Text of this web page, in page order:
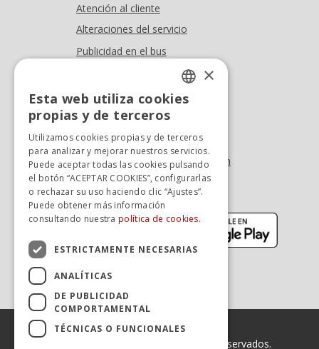
Atención al cliente
Alteraciones del servicio
Publicidad en el bus
Oficina At. al cliente
Tel. +34 976 900 085
Tel. +34 900 923 181
info.zaragoza@avanzagrupo.com
Sugerencias y reclamaciones
Descarga la APP:
(se abre en nueva ventana)
(se
© 2026 Avanza. Todos los derechos reservados.
SPANISH
×
Esta web utiliza cookies
propias y de terceros
Utilizamos cookies propias y de terceros
para analizar y mejorar nuestros servicios.
Puede aceptar todas las cookies pulsando
el botón “ACEPTAR COOKIES”, configurarlas
o rechazar su uso haciendo clic “Ajustes”.
Puede obtener más información
consultando nuestra política de cookies.
ESTRICTAMENTE NECESARIAS
ANALÍTICAS
DE PUBLICIDAD
COMPORTAMENTAL
TÉCNICAS O FUNCIONALES